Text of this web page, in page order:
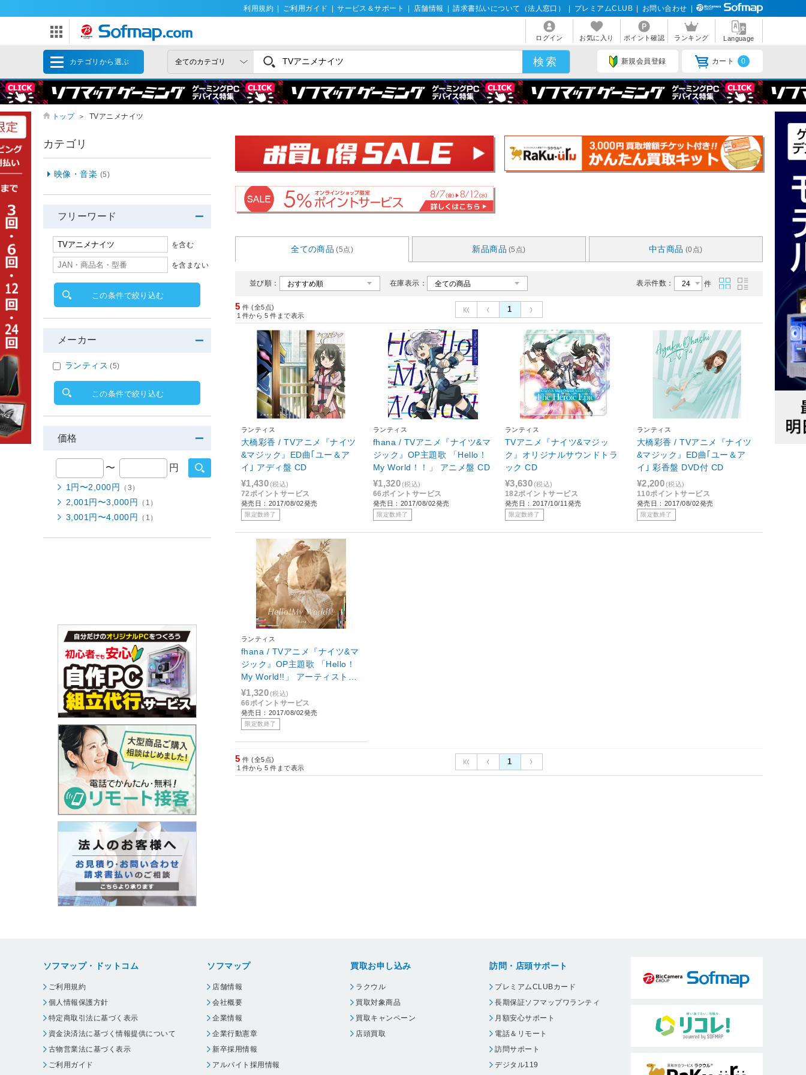
利用規約 ご利用ガイド サービス＆サポート 店舗情報 請求書払いについて（法人窓口） プレミアムCLUB お問い合わせ
ログイン お気に入り ポイント確認 ランキング Language
カテゴリから選ぶ 新規会員登録 カート 0
トップ ＞ TVアニメナイツ
全ての商品 (5点) 新品商品 (5点) 中古商品 (0点)
並び順： 在庫表示： 表示件数： 件
5 件 (全5点)
1 件から 5 件まで表示
1
ランティス
大橋彩香 / TVアニメ『ナイツ
&マジック』ED曲｢ユー＆ア
イ｣ アディ盤 CD
¥1,430(税込)
72ポイントサービス
発売日：2017/08/02発売
限定数終了
ランティス
fhana / TVアニメ『ナイツ&マ
ジック』OP主題歌 「Hello！
My World！！」 アニメ盤 CD
¥1,320(税込)
66ポイントサービス
発売日：2017/08/02発売
限定数終了
ランティス
TVアニメ『ナイツ&マジッ
ク』オリジナルサウンドトラ
ック CD
¥3,630(税込)
182ポイントサービス
発売日：2017/10/11発売
限定数終了
ランティス
大橋彩香 / TVアニメ『ナイツ
&マジック』ED曲｢ユー＆ア
イ｣ 彩香盤 DVD付 CD
¥2,200(税込)
110ポイントサービス
発売日：2017/08/02発売
限定数終了
ランティス
fhana / TVアニメ『ナイツ&マ
ジック』OP主題歌 「Hello！
My World!!」 アーティスト盤
CD
¥1,320(税込)
66ポイントサービス
発売日：2017/08/02発売
限定数終了
5 件 (全5点)
1 件から 5 件まで表示
1
カテゴリ
映像・音楽 (5)
フリーワード
を含む
を含まない
この条件で絞り込む
メーカー
ランティス (5)
この条件で絞り込む
価格
〜 円
1円〜2,000円 （3）
2,001円〜3,000円 （1）
3,001円〜4,000円 （1）
ソフマップ・ドットコム
ご利用規約
個人情報保護方針
特定商取引法に基づく表示
資金決済法に基づく情報提供について
古物営業法に基づく表示
ご利用ガイド
ソフマップ
店舗情報
会社概要
企業情報
企業行動憲章
新卒採用情報
アルバイト採用情報
買取お申し込み
ラクウル
買取対象商品
買取キャンペーン
店頭買取
訪問・店頭サポート
プレミアムCLUBカード
長期保証ソフマップワランティ
月額安心サポート
電話＆リモート
訪問サポート
デジタル119